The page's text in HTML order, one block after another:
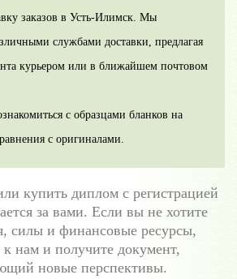
заказов в Усть-Илимск. Мы
службами доставки, предлагая
курьером или в ближайшем почтовом
с образцами бланков на
с оригиналами.
купить диплом с регистрацией
за вами. Если вы не хотите
силы и финансовые ресурсы,
к нам и получите документ,
новые перспективы.